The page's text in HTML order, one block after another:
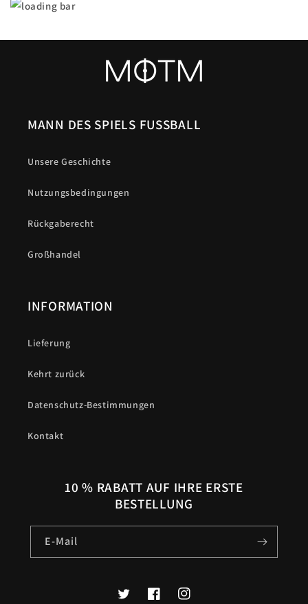
MANN DES SPIELS FUSSBALL
Unsere Geschichte
Nutzungsbedingungen
Rückgaberecht
Großhandel
INFORMATION
Lieferung
Kehrt zurück
Datenschutz-Bestimmungen
Kontakt
10 % RABATT AUF IHRE ERSTE
BESTELLUNG
E-Mail
TwitterFacebookInstagram